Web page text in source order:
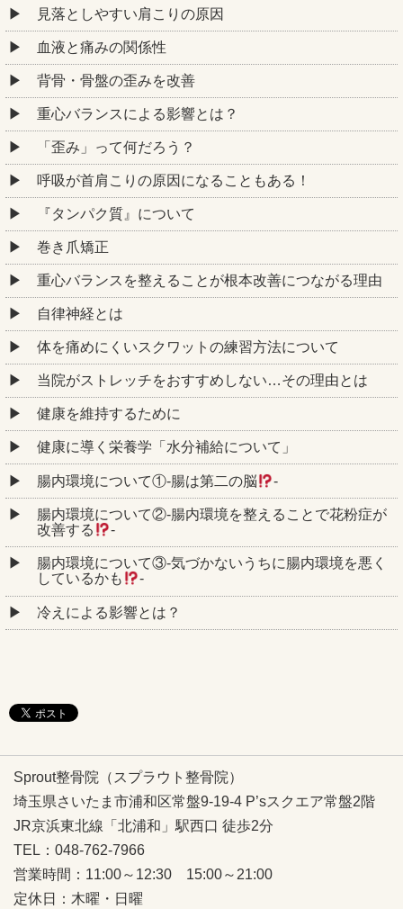
見落としやすい肩こりの原因
血液と痛みの関係性
背骨・骨盤の歪みを改善
重心バランスによる影響とは？
「歪み」って何だろう？
呼吸が首肩こりの原因になることもある！
『タンパク質』について
巻き爪矯正
重心バランスを整えることが根本改善につながる理由
自律神経とは
体を痛めにくいスクワットの練習方法について
当院がストレッチをおすすめしない…その理由とは
健康を維持するために
健康に導く栄養学「水分補給について」
腸内環境について①‐腸は第二の脳 ‐
腸内環境について②‐腸内環境を整えることで花粉症が
改善する
‐
腸内環境について③‐気づかないうちに腸内環境を悪く
しているかも
‐
冷えによる影響とは？
Sprout整骨院（スプラウト整骨院）
埼玉県さいたま市浦和区常盤9-19-4 P’sスクエア常盤2階
JR京浜東北線「北浦和」駅西口 徒歩2分
TEL：048-762-7966
営業時間：11:00～12:30 15:00～21:00
定休日：木曜・日曜